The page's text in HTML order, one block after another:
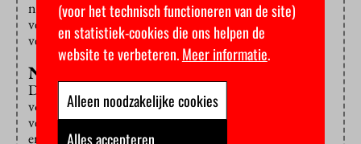
naar de cyberaanval in Maastricht en naar de digitale
veiligheid in het hele hoge onderwijs. De minister
verwacht dat dit onderzoek na de zomer is afgerond.
Nieuw plan
De instellingen zitten zelf ook niet stil. Zij komen al
voor de zomer met een plan voor extra
veiligheidsmaatregelen, zoals meer (externe) controles
en het beter informeren van medewerkers en
(voor het technisch functioneren van de site)
en statistiek-cookies die ons helpen de
website te verbeteren.Meer informatie.
Alleen noodzakelijke cookies
Alles accepteren